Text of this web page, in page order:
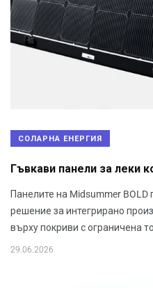
СОЛАРНА ЕНЕРГИЯ
Гъвкави панели за леки
Панелите на Midsummer
решение за интегрирано
върху покриви с ограничена
29.06.2026